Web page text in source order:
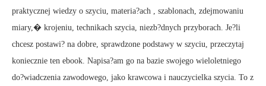
praktycznej wiedzy o szyciu, materia?ach , szablonach, zdejmowaniu
miary,� krojeniu, technikach szycia, niezb?dnych przyborach. Je?li
chcesz postawi? na dobre, sprawdzone podstawy w szyciu, przeczytaj
koniecznie ten ebook. Napisa?am go na bazie swojego wieloletniego
do?wiadczenia zawodowego, jako krawcowa i nauczycielka szycia. To z